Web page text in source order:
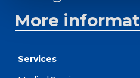
More
Services